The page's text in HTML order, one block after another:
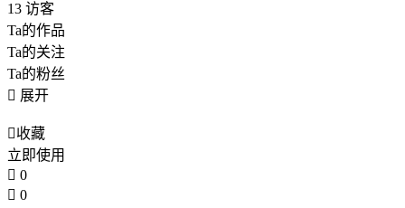
13 访客
Ta的作品
Ta的关注
Ta的粉丝
 展开
收藏
立即使用
 0
 0